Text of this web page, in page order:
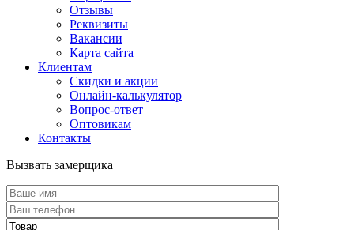
Отзывы
Реквизиты
Вакансии
Карта сайта
Клиентам
Скидки и акции
Онлайн-калькулятор
Вопрос-ответ
Оптовикам
Контакты
Вызвать замерщика